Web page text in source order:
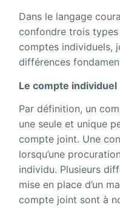
Dans le langage
confondre trois
comptes individuels,
différences
Le compte individuel
Par définition, un
une seule et unique
compte joint. Une
lorsqu’une
individu. Plusieurs
mise en place d’un
compte joint sont à